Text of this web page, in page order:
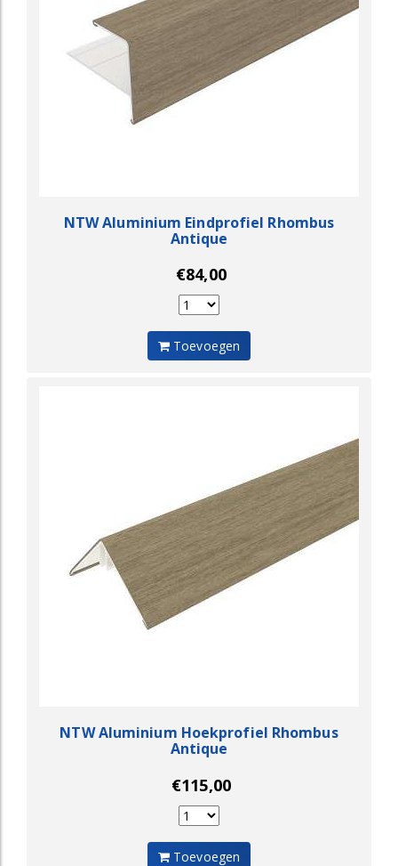
NTW Aluminium Eindprofiel Rhombus
Antique
€84,00
Toevoegen
NTW Aluminium Hoekprofiel Rhombus
Antique
€115,00
Toevoegen